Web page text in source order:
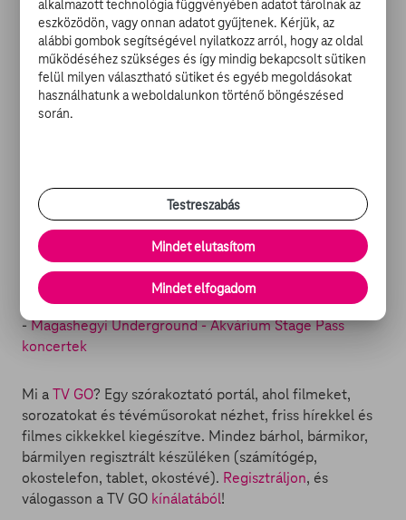
szünetre kényszerítette.
Péterfy Bori & Love Band, Amorf Ördögök, 30Y és
Akkezdet Phiai: néhány zenekar, melyekkel több dalt is
közösen jegyeznek, és melyek valószínűleg gyorsan a
magát, ami a kezdeti nehézségek ellenére gyorsan
tudta kivívni a szakma és a közönség elismerését. Ha
szombat, akkor TV GO,Akvárium, Magashegyi
Underground!
MAGASHEGYI UNDERGROUND AZ AKVÁRIUMBAN:
-Magashegyi Underground - Akvárium Stage Pass
koncertek
Mi aTV GO? Egy szórakoztató portál, ahol filmeket,
sorozatokat és tévéműsorokat nézhet, friss hírekkel és
filmes cikkekkel kiegészítve. Mindez bárhol, bármikor,
bármilyen regisztrált készüléken (számítógép,
okostelefon, tablet, okostévé). Regisztráljon, és
válogasson a TV GO kínálatából!
alkalmazott technológia függvényében adatot tárolnak az
eszközödön, vagy onnan adatot gyűjtenek. Kérjük, az
alábbi gombok segítségével nyilatkozz arról, hogy az oldal
működéséhez szükséges és így mindig bekapcsolt sütiken
felül milyen választható sütiket és egyéb megoldásokat
használhatunk a weboldalunkon történő böngészésed
során.
Testreszabás
Mindet elutasítom
Mindet elfogadom